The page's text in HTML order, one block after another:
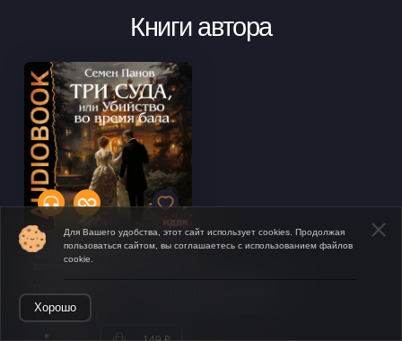
Книги автора
Три суда, или Убийство во
время бала
Для Вашего удобства, этот сайт использует cookies. Продолжая
пользоваться сайтом, вы соглашаетесь с использованием файлов
cookie.
Хорошо